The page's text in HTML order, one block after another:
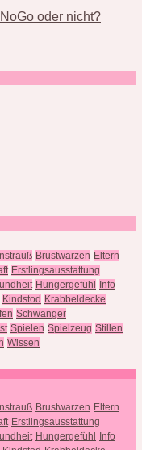
oder nicht?
Brustwarzen Eltern
Erstlingsausstattung
Hungergefühl
Info
Kindstod Krabbeldecke
Schwanger
Spielen Spielzeug Stillen
Wissen
Brustwarzen Eltern
Erstlingsausstattung
Hungergefühl
Info